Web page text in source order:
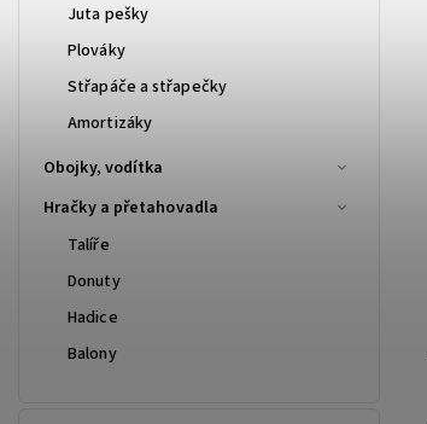
Juta pešky
Plováky
Střapáče a střapečky
Amortizáky
Obojky, vodítka
Hračky a přetahovadla
Talíře
Donuty
Hadice
Balony